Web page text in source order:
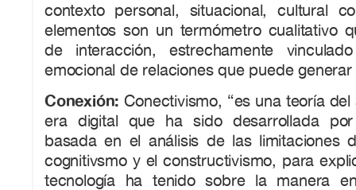
contexto personal, situacional, cultural
elementos son un termómetro cualitativo
de interacción, estrechamente
emocional de relaciones que puede
Conexión: Conectivismo, “es una teoría
era digital que ha sido desarrollada por
basada en el análisis de las limitaciones
cognitivsmo y el constructivismo, para
tecnología ha tenido sobre la manera